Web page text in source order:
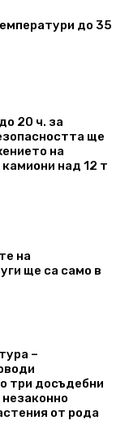
до 35
20 ч. за
ще
на
над 12 т
на
ще са само в
–
три досъдебни
от рода